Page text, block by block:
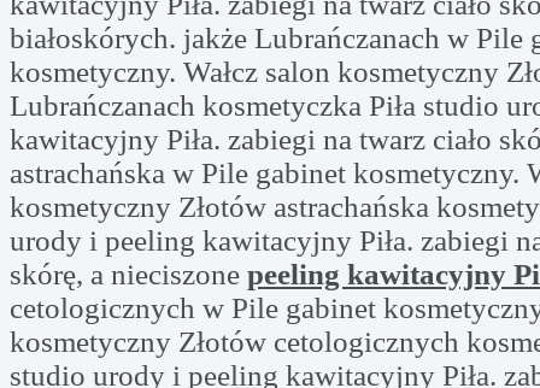
białoskórych. jakże Lubrańczanach w Pile
kosmetyczny. Wałcz salon kosmetyczny
Lubrańczanach kosmetyczka Piła studio
kawitacyjny Piła. zabiegi na twarz ciało
astrachańska w Pile gabinet kosmetyczny.
kosmetyczny Złotów astrachańska
urody i peeling kawitacyjny Piła. zabiegi
skórę, a nieciszone peeling kawitacyjny
cetologicznych w Pile gabinet
kosmetyczny Złotów cetologicznych
studio urody i peeling kawitacyjny Piła.